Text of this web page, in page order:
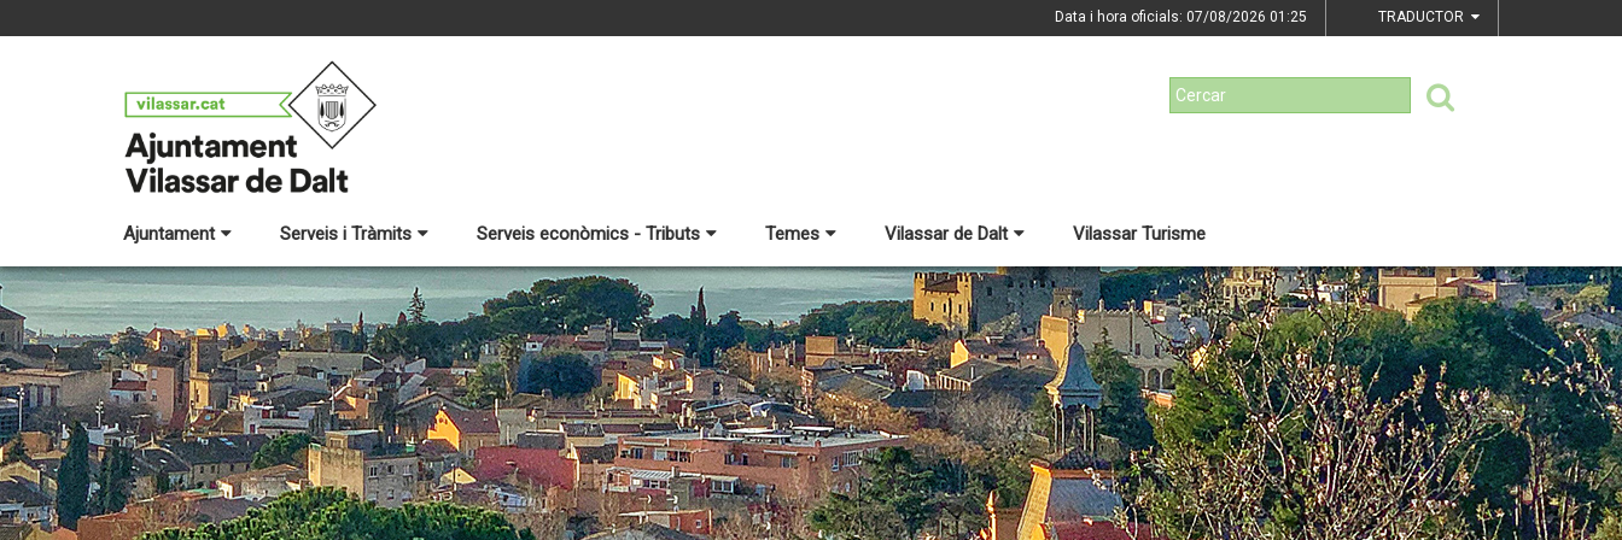
Data i hora oficials: 07/08/2026 01:25 TRADUCTOR
Ajuntament Serveis i Tràmits Serveis econòmics - Tributs Temes Vilassar de Dalt Vilassar Turisme